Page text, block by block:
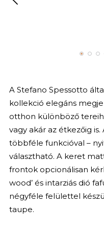
A Stefano Spessotto
kollekció elegáns
otthon különböző
vagy akár az étkezőig
többféle funkcióval –
választható. A keret
frontok opcionálisan
wood’ és intarziás dió
négyféle felülettel
taupe.